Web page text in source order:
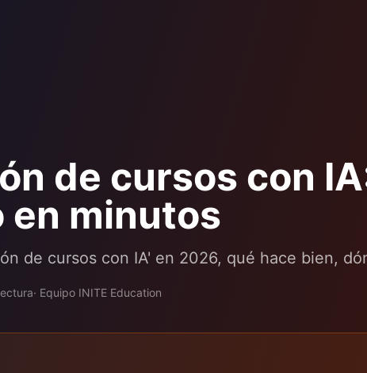
de cursos con
en minutos
de cursos con IA' en 2026, qué hace bien,
· Equipo INITE Education